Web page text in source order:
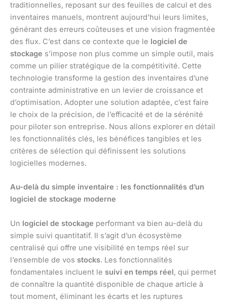
traditionnelles, reposant sur des feuilles de calcul et des
inventaires manuels, montrent aujourd’hui leurs limites,
générant des erreurs coûteuses et une vision fragmentée
des flux. C’est dans ce contexte que le logiciel de
stockage s’impose non plus comme un simple outil, mais
comme un pilier stratégique de la compétitivité. Cette
technologie transforme la gestion des inventaires d’une
contrainte administrative en un levier de croissance et
d’optimisation. Adopter une solution adaptée, c’est faire
le choix de la précision, de l’efficacité et de la sérénité
pour piloter son entreprise. Nous allons explorer en détail
les fonctionnalités clés, les bénéfices tangibles et les
critères de sélection qui définissent les solutions
logicielles modernes.
Au-delà du simple inventaire : les fonctionnalités d’un
logiciel de stockage moderne
Un logiciel de stockage performant va bien au-delà du
simple suivi quantitatif. Il s’agit d’un écosystème
centralisé qui offre une visibilité en temps réel sur
l’ensemble de vos stocks. Les fonctionnalités
fondamentales incluent le suivi en temps réel, qui permet
de connaître la quantité disponible de chaque article à
tout moment, éliminant les écarts et les ruptures